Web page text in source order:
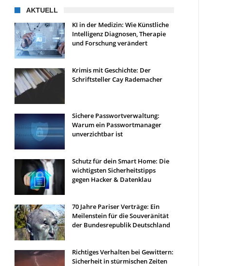
AKTUELL
KI in der Medizin: Wie Künstliche
Intelligenz Diagnosen, Therapie
und Forschung verändert
Krimis mit Geschichte: Der
Schriftsteller Cay Rademacher
Sichere Passwortverwaltung:
Warum ein Passwortmanager
unverzichtbar ist
Schutz für dein Smart Home: Die
wichtigsten Sicherheitstipps
gegen Hacker & Datenklau
70 Jahre Pariser Verträge: Ein
Meilenstein für die Souveränität
der Bundesrepublik Deutschland
Richtiges Verhalten bei Gewittern:
Sicherheit in stürmischen Zeiten